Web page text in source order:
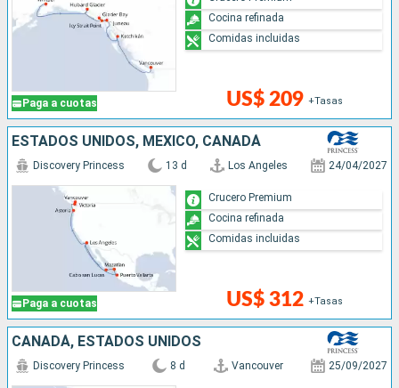
Paga a cuotas US$ 209 +Tasas
Cocina refinada
Comidas incluidas
ESTADOS UNIDOS, MÉXICO, CANADÁ
Paga a cuotas
Discovery Princess 13 d Los Angeles 24/04/2027
US$ 312 +Tasas
Crucero Premium
Cocina refinada
Comidas incluidas
CANADÁ, ESTADOS UNIDOS
Discovery Princess 8 d Vancouver 25/09/2027